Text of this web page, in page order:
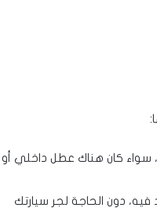
سواء كان هناك عطل داخلي أو
دون الحاجة لجر سيارتك